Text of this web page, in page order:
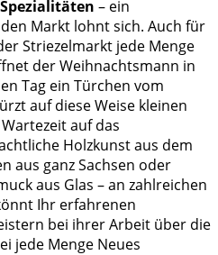
– ein
Markt lohnt sich. Auch für
Striezelmarkt jede Menge
der Weihnachtsmann in
Tag ein Türchen vom
auf diese Weise kleinen
auf das
Holzkunst aus dem
aus ganz Sachsen oder
aus Glas – an zahlreichen
Ihr erfahrenen
bei ihrer Arbeit über die
jede Menge Neues